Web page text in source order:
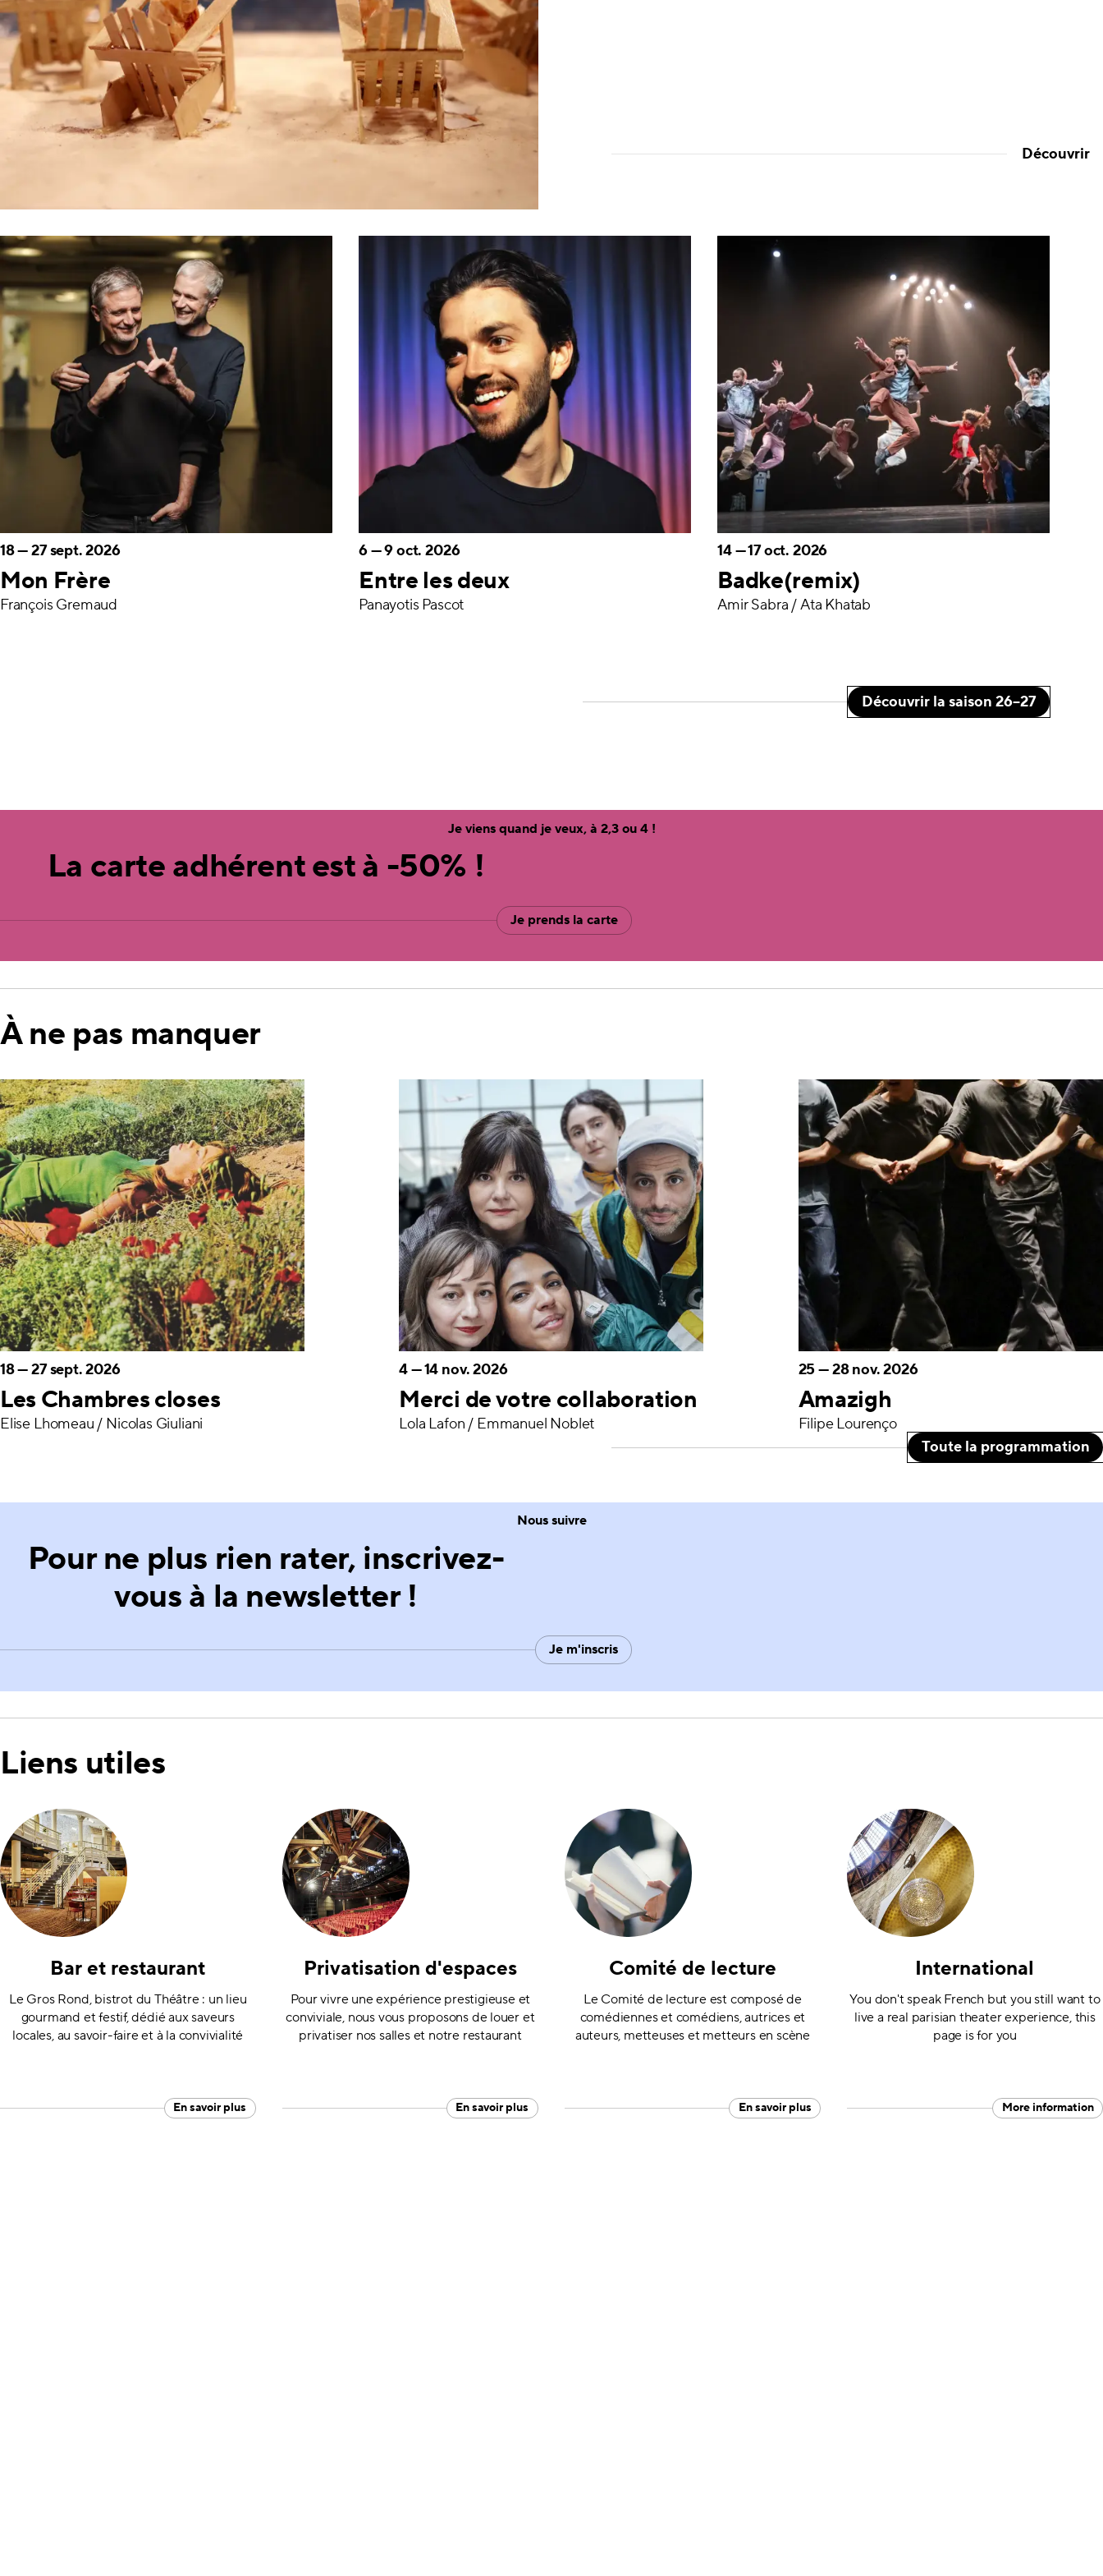
Découvrir
Mon Frère
18—27 sept. 2026
François Gremaud
Entre les deux
6—9 oct. 2026
Panayotis Pascot
Badke(remix)
14—17 oct. 2026
Amir Sabra / Ata Khatab
Découvrir la saison 26–27
Je viens quand je veux, à 2,3 ou 4 !
La carte adhérent est à -50% !
Je prends la carte
À ne pas manquer
Les Chambres closes
18—27 sept. 2026
Élise Lhomeau / Nicolas Giuliani
Merci de votre collaboration
4—14 nov. 2026
Lola Lafon / Emmanuel Noblet
Amazigh
25—28 nov. 2026
Filipe Lourenço
Toute la programmation
Nous suivre
Pour ne plus rien rater, inscrivez-
vous à la newsletter !
Je m'inscris
Liens utiles
Bar et restaurant
Le Gros Rond, bistrot du Théâtre : un lieu
gourmand et festif, dédié aux saveurs
locales, au savoir-faire et à la convivialité
En savoir plus
Privatisation d'espaces
Pour vivre une expérience prestigieuse et
conviviale, nous vous proposons de louer et
privatiser nos salles et notre restaurant
En savoir plus
Comité de lecture
Le Comité de lecture est composé de
comédiennes et comédiens, autrices et
auteurs, metteuses et metteurs en scène
En savoir plus
International
You don't speak French but you still want to
live a real parisian theater experience, this
page is for you
More information